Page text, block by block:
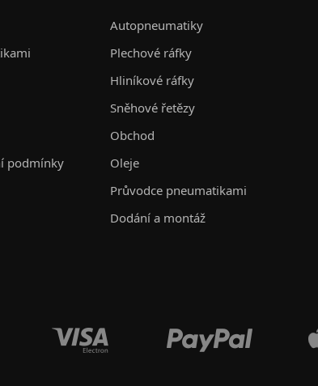
podmínky
Autopneumatiky
Plechové ráfky
Hliníkové ráfky
Sněhové řetězy
Obchod
Oleje
Průvodce pneumatikami
Dodání a montáž